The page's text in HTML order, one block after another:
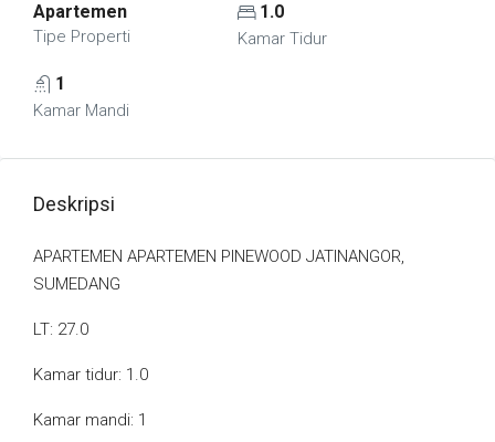
Apartemen
Tipe Properti
1.0
Kamar Tidur
1
Kamar Mandi
Deskripsi
APARTEMEN APARTEMEN PINEWOOD JATINANGOR,
SUMEDANG
LT: 27.0
Kamar tidur: 1.0
Kamar mandi: 1